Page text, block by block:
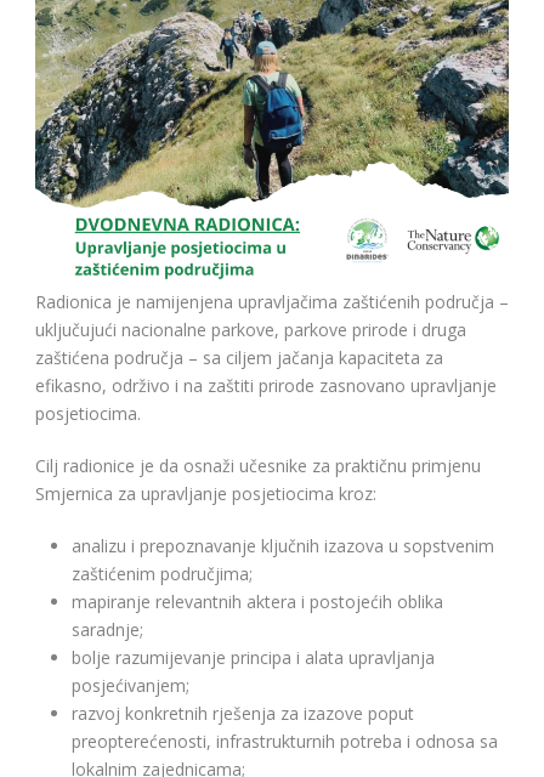
Radionica je namijenjena upravljačima zaštićenih područja –
uključujući nacionalne parkove, parkove prirode i druga
zaštićena područja – sa ciljem jačanja kapaciteta za
efikasno, održivo i na zaštiti prirode zasnovano upravljanje
posjetiocima.
Cilj radionice je da osnaži učesnike za praktičnu primjenu
Smjernica za upravljanje posjetiocima kroz:
analizu i prepoznavanje ključnih izazova u sopstvenim
zaštićenim područjima;
mapiranje relevantnih aktera i postojećih oblika
saradnje;
bolje razumijevanje principa i alata upravljanja
posjećivanjem;
razvoj konkretnih rješenja za izazove poput
preopterećenosti, infrastrukturnih potreba i odnosa sa
lokalnim zajednicama;